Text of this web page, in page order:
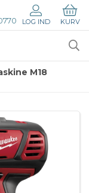
LOG IND KURV
M18